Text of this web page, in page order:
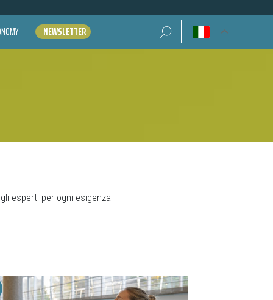
NEWSLETTER Ricerca per:
esperti per ogni esigenza